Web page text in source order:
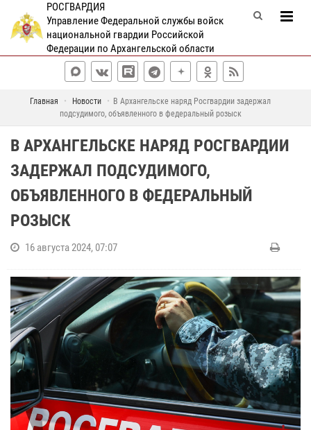
РОСГВАРДИЯ
Управление Федеральной службы войск
национальной гвардии Российской
Федерации по Архангельской области
Главная Новости
В Архангельске наряд Росгвардии задержал
подсудимого, объявленного в федеральный розыск
В АРХАНГЕЛЬСКЕ НАРЯД РОСГВАРДИИ
ЗАДЕРЖАЛ ПОДСУДИМОГО,
ОБЪЯВЛЕННОГО В ФЕДЕРАЛЬНЫЙ
РОЗЫСК
16 августа 2024, 07:07